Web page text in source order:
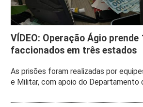
VÍDEO: Operação Ágio prende
faccionados em três estados
As prisões foram realizadas por
e Militar, com apoio do Departamento